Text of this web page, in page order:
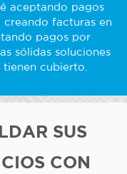
aceptando pagos
facturas en
pagos por
sólidas soluciones
cubierto.
SUS
CON